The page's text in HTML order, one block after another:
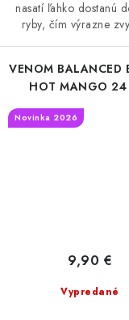
nasatí ľahko dostanú
ryby, čím výrazne
VENOM BALANCED
HOT MANGO 24
Novinka 2026
Vypredané
9,90 €